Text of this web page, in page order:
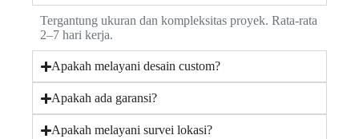
Tergantung ukuran dan kompleksitas proyek. Rata-rata
2–7 hari kerja.
Apakah melayani desain custom?
Apakah ada garansi?
Apakah melayani survei lokasi?